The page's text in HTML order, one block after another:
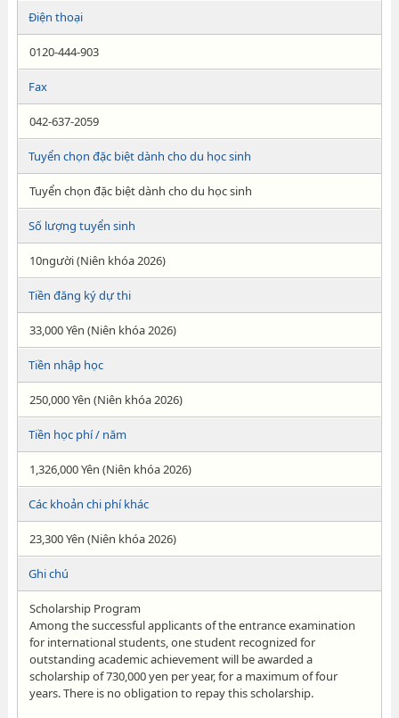
Điện thoại
0120-444-903
Fax
042-637-2059
Tuyển chọn đặc biệt dành cho du học sinh
Tuyển chọn đặc biệt dành cho du học sinh
Số lượng tuyển sinh
10người (Niên khóa 2026)
Tiền đăng ký dự thi
33,000 Yên (Niên khóa 2026)
Tiền nhập học
250,000 Yên (Niên khóa 2026)
Tiền học phí / năm
1,326,000 Yên (Niên khóa 2026)
Các khoản chi phí khác
23,300 Yên (Niên khóa 2026)
Ghi chú
Scholarship Program
Among the successful applicants of the entrance examination
for international students, one student recognized for
outstanding academic achievement will be awarded a
scholarship of 730,000 yen per year, for a maximum of four
years. There is no obligation to repay this scholarship.